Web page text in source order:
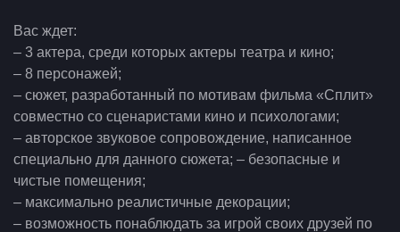
Вас ждет:
– 3 актера, среди которых актеры театра и кино;
– 8 персонажей;
– сюжет, разработанный по мотивам фильма «Сплит»
совместно со сценаристами кино и психологами;
– авторское звуковое сопровождение, написанное
специально для данного сюжета; – безопасные и
чистые помещения;
– максимально реалистичные декорации;
– возможность понаблюдать за игрой своих друзей по